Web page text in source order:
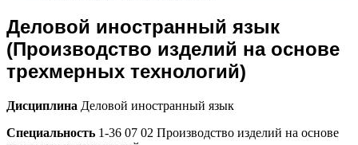
Деловой иностранный язык
(Производство изделий на основе
трехмерных технологий)
Дисциплина Деловой иностранный язык
Специальность 1-36 07 02 Производство изделий на основе